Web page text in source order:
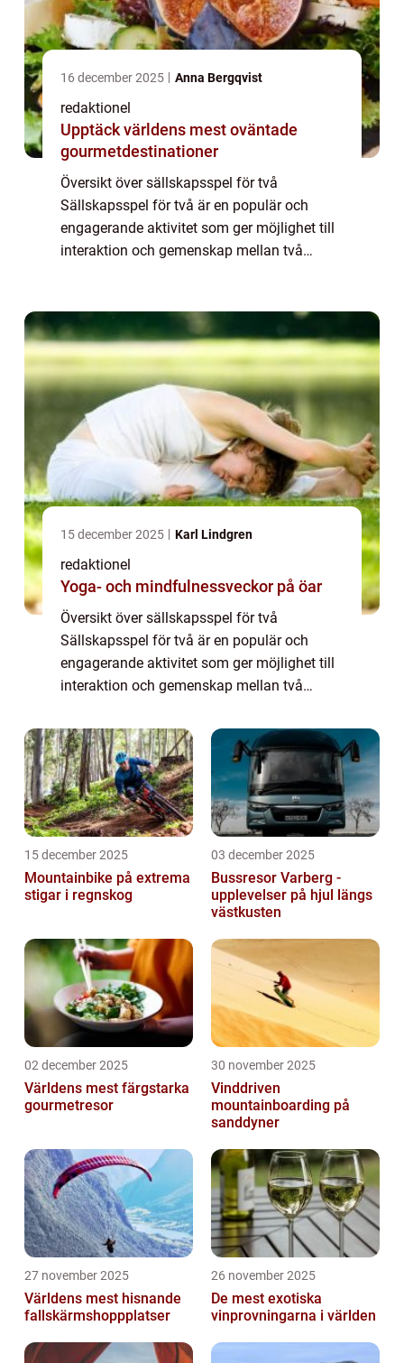
16 december 2025 Anna Bergqvist
redaktionel
Upptäck världens mest oväntade
gourmetdestinationer
Översikt över sällskapsspel för två
Sällskapsspel för två är en populär och
engagerande aktivitet som ger möjlighet till
interaktion och gemenskap mellan två
15 december 2025 Karl Lindgren
redaktionel
Yoga- och mindfulnessveckor på öar
Översikt över sällskapsspel för två
Sällskapsspel för två är en populär och
engagerande aktivitet som ger möjlighet till
interaktion och gemenskap mellan två
sätt att tillbringa tid tillsammans och
utmana...
15 december 2025
Mountainbike på extrema
stigar i regnskog
03 december 2025
Bussresor Varberg -
upplevelser på hjul längs
västkusten
02 december 2025
Världens mest färgstarka
gourmetresor
30 november 2025
Vinddriven
mountainboarding på
sanddyner
27 november 2025
Världens mest hisnande
fallskärmshoppplatser
26 november 2025
De mest exotiska
vinprovningarna i världen